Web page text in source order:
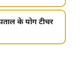
के योग टीचर